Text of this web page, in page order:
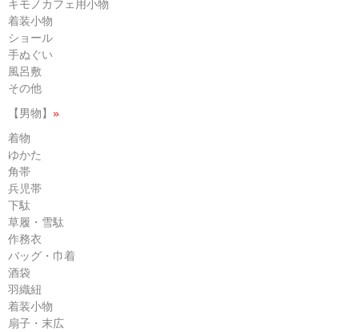
キモノカフェ用小物
着装小物
ショール
手ぬぐい
風呂敷
その他
【男物】 »
着物
ゆかた
角帯
兵児帯
下駄
草履・雪駄
作務衣
バッグ・巾着
酒袋
羽織紐
着装小物
扇子・末広